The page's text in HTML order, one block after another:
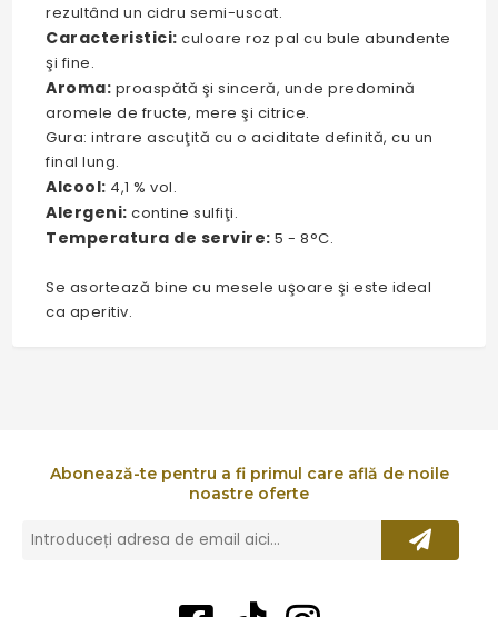
rezultând un cidru semi-uscat.
Caracteristici:culoare roz pal cu bule abundente
şi fine.
Aroma: proaspătă şi sinceră, unde predomină
aromele de fructe, mere şi citrice.
Gura: intrare ascuţită cu o aciditate definită, cu un
final lung.
Alcool: 4,1 % vol.
Alergeni: contine sulfiţi.
Temperatura de servire: 5 - 8°C.
Se asortează bine cu mesele uşoare şi este ideal
ca aperitiv.
Abonează-te pentru a fi primul care află de noile
noastre oferte